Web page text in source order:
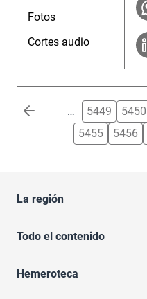
Fotos
Cortes audio
Paginación … 5449 5450
5455
5456
La región
Todo el contenido
Hemeroteca